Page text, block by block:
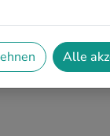
Dann bist
jetzt
Alle